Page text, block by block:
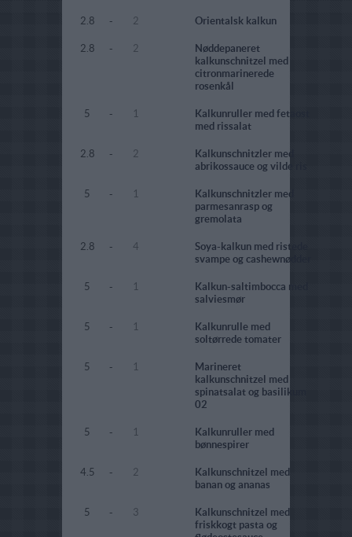
2.8 - 2 Orientalsk kalkun
2.8 - 2
Nøddepaneret
kalkunschnitzel med
citronmarinerede
rosenkål
5 - 1
Kalkunruller med fetaost
med rissalat
2.8 - 2
Kalkunschnitzler med
abrikossauce og vilde ris
5 - 1
Kalkunschnitzler med
parmesanrasp og
gremolata
2.8 - 4
Soya-kalkun med ristede
svampe og cashewnødder
5 - 1
Kalkun-saltimbocca med
salviesmør
5 - 1
Kalkunrulle med
soltørrede tomater
5 - 1
Marineret
kalkunschnitzel med
spinatsalat og basilikum
02
5 - 1
Kalkunruller med
bønnespirer
4.5 - 2
Kalkunschnitzel med
banan og ananas
5 - 3
Kalkunschnitzel med
friskkogt pasta og